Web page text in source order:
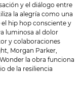
y el diálogo entre
la alegría como una
hip hop consciente y
luminosa al dolor
y colaboraciones
Morgan Parker,
la obra funciona
de la resiliencia